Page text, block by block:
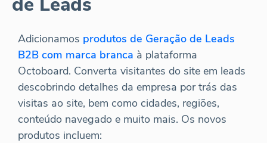
Adicionamos produtos de Geração de Leads
B2B com marca branca à plataforma
Octoboard. Converta visitantes do site em leads
descobrindo detalhes da empresa por trás das
visitas ao site, bem como cidades, regiões,
conteúdo navegado e muito mais. Os novos
produtos incluem: